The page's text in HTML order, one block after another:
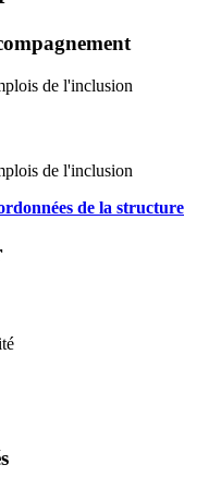
de l'inclusion
de l'inclusion
de la structure